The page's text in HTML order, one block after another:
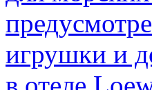
игрушки и